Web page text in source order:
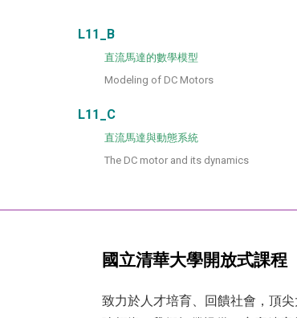
L11_B
直流馬達的數學模型
Modeling of DC Motors
L11_C
直流馬達與動態系統
The DC motor and its dynamics
國立清華大學開放式課程
致力於人才培育、回饋社會，頂